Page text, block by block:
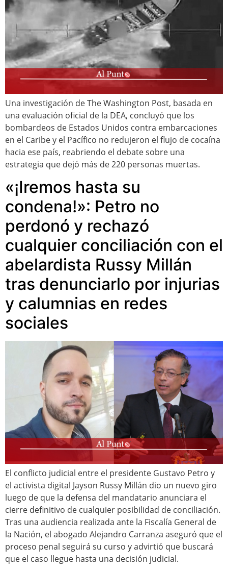
Una investigación de The Washington Post, basada en
una evaluación oficial de la DEA, concluyó que los
bombardeos de Estados Unidos contra embarcaciones
en el Caribe y el Pacífico no redujeron el flujo de cocaína
hacia ese país, reabriendo el debate sobre una
estrategia que dejó más de 220 personas muertas.
«¡Iremos hasta su
condena!»: Petro no
perdonó y rechazó
cualquier conciliación con el
abelardista Russy Millán
tras denunciarlo por injurias
y calumnias en redes
sociales
El conflicto judicial entre el presidente Gustavo Petro y
el activista digital Jayson Russy Millán dio un nuevo giro
luego de que la defensa del mandatario anunciara el
cierre definitivo de cualquier posibilidad de conciliación.
Tras una audiencia realizada ante la Fiscalía General de
la Nación, el abogado Alejandro Carranza aseguró que el
proceso penal seguirá su curso y advirtió que buscará
que el caso llegue hasta una decisión judicial.